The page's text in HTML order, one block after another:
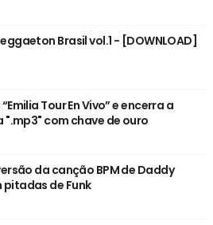
Brasil vol.1 - [DOWNLOAD]
Tour En Vivo” e encerra a
".mp3" com chave de ouro
da canção BPM de Daddy
pitadas de Funk